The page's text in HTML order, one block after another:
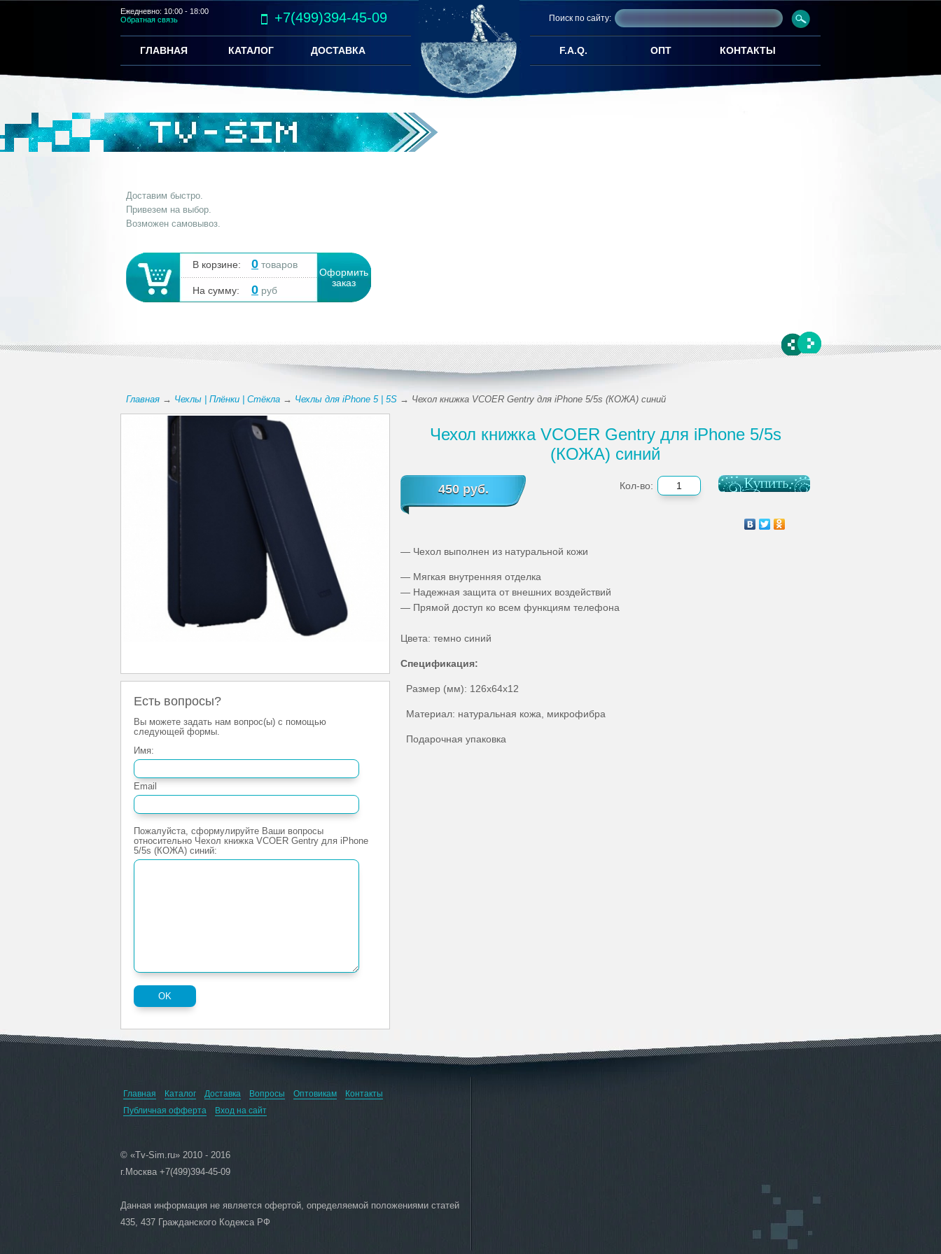
Ежедневно: 10:00 - 18:00
Обратная связь
+7(499)394-45-09 Поиск по сайту:
ГЛАВНАЯ КАТАЛОГ ДОСТАВКА F.A.Q. ОПТ КОНТАКТЫ
Доставим быстро.
Привезем на выбор.
Возможен самовывоз.
В корзине: 0 товаров
На сумму: 0 руб
Оформить
заказ
Главная → Чехлы | Плёнки | Стёкла → Чехлы для iPhone 5 | 5S → Чехол книжка VCOER Gentry для iPhone 5/5s (КОЖА) синий
Есть вопросы?
Вы можете задать нам вопрос(ы) с помощью
следующей формы.
Имя:
Email
Пожалуйста, сформулируйте Ваши вопросы
относительно Чехол книжка VCOER Gentry для iPhone
5/5s (КОЖА) синий:
Чехол книжка VCOER Gentry для iPhone 5/5s
(КОЖА) синий
450 руб. Кол-во:
— Чехол выполнен из натуральной кожи
— Мягкая внутренняя отделка
— Надежная защита от внешних воздействий
— Прямой доступ ко всем функциям телефона
Цвета: темно синий
Спецификация:
Размер (мм): 126x64x12
Материал: натуральная кожа, микрофибра
Подарочная упаковка
Главная Каталог Доставка Вопросы Оптовикам
Контакты
Публичная офферта
Вход на сайт
© «Tv-Sim.ru» 2010 - 2016
г.Москва +7(499)394-45-09
Данная информация не является офертой, определяемой положениями статей
435, 437 Гражданского Кодекса РФ